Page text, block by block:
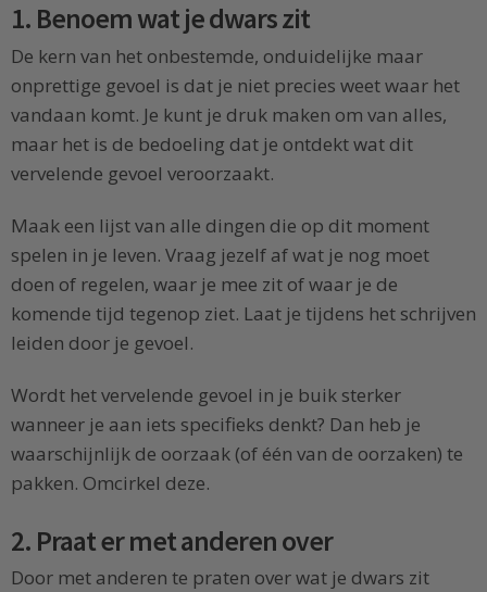
1. Benoem wat je dwars zit
De kern van het onbestemde, onduidelijke maar
onprettige gevoel is dat je niet precies weet waar het
vandaan komt. Je kunt je druk maken om van alles,
maar het is de bedoeling dat je ontdekt wat dit
vervelende gevoel veroorzaakt.
Maak een lijst van alle dingen die op dit moment
spelen in je leven. Vraag jezelf af wat je nog moet
doen of regelen, waar je mee zit of waar je de
komende tijd tegenop ziet. Laat je tijdens het schrijven
leiden door je gevoel.
Wordt het vervelende gevoel in je buik sterker
wanneer je aan iets specifieks denkt? Dan heb je
waarschijnlijk de oorzaak (of één van de oorzaken) te
pakken. Omcirkel deze.
2. Praat er met anderen over
Door met anderen te praten over wat je dwars zit